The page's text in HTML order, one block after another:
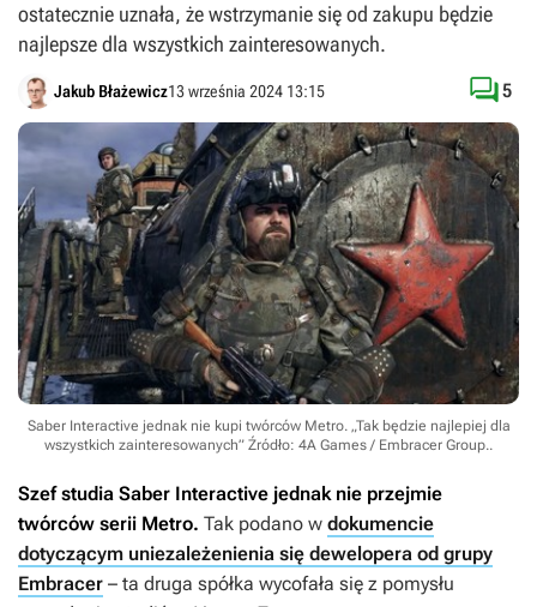
ostatecznie uznała, że wstrzymanie się od zakupu będzie
najlepsze dla wszystkich zainteresowanych.
Jakub Błażewicz13 września 2024 13:15 5
Saber Interactive jednak nie kupi twórców Metro. „Tak będzie najlepiej dla
wszystkich zainteresowanych” Źródło: 4A Games / Embracer Group..
Szef studia Saber Interactive jednak nie przejmie
twórców serii Metro. Tak podano w dokumencie
dotyczącym uniezależenienia się dewelopera od grupy
Embracer – ta druga spółka wycofała się z pomysłu